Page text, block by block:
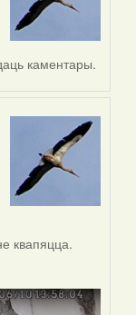
каментары.
квапяцца.